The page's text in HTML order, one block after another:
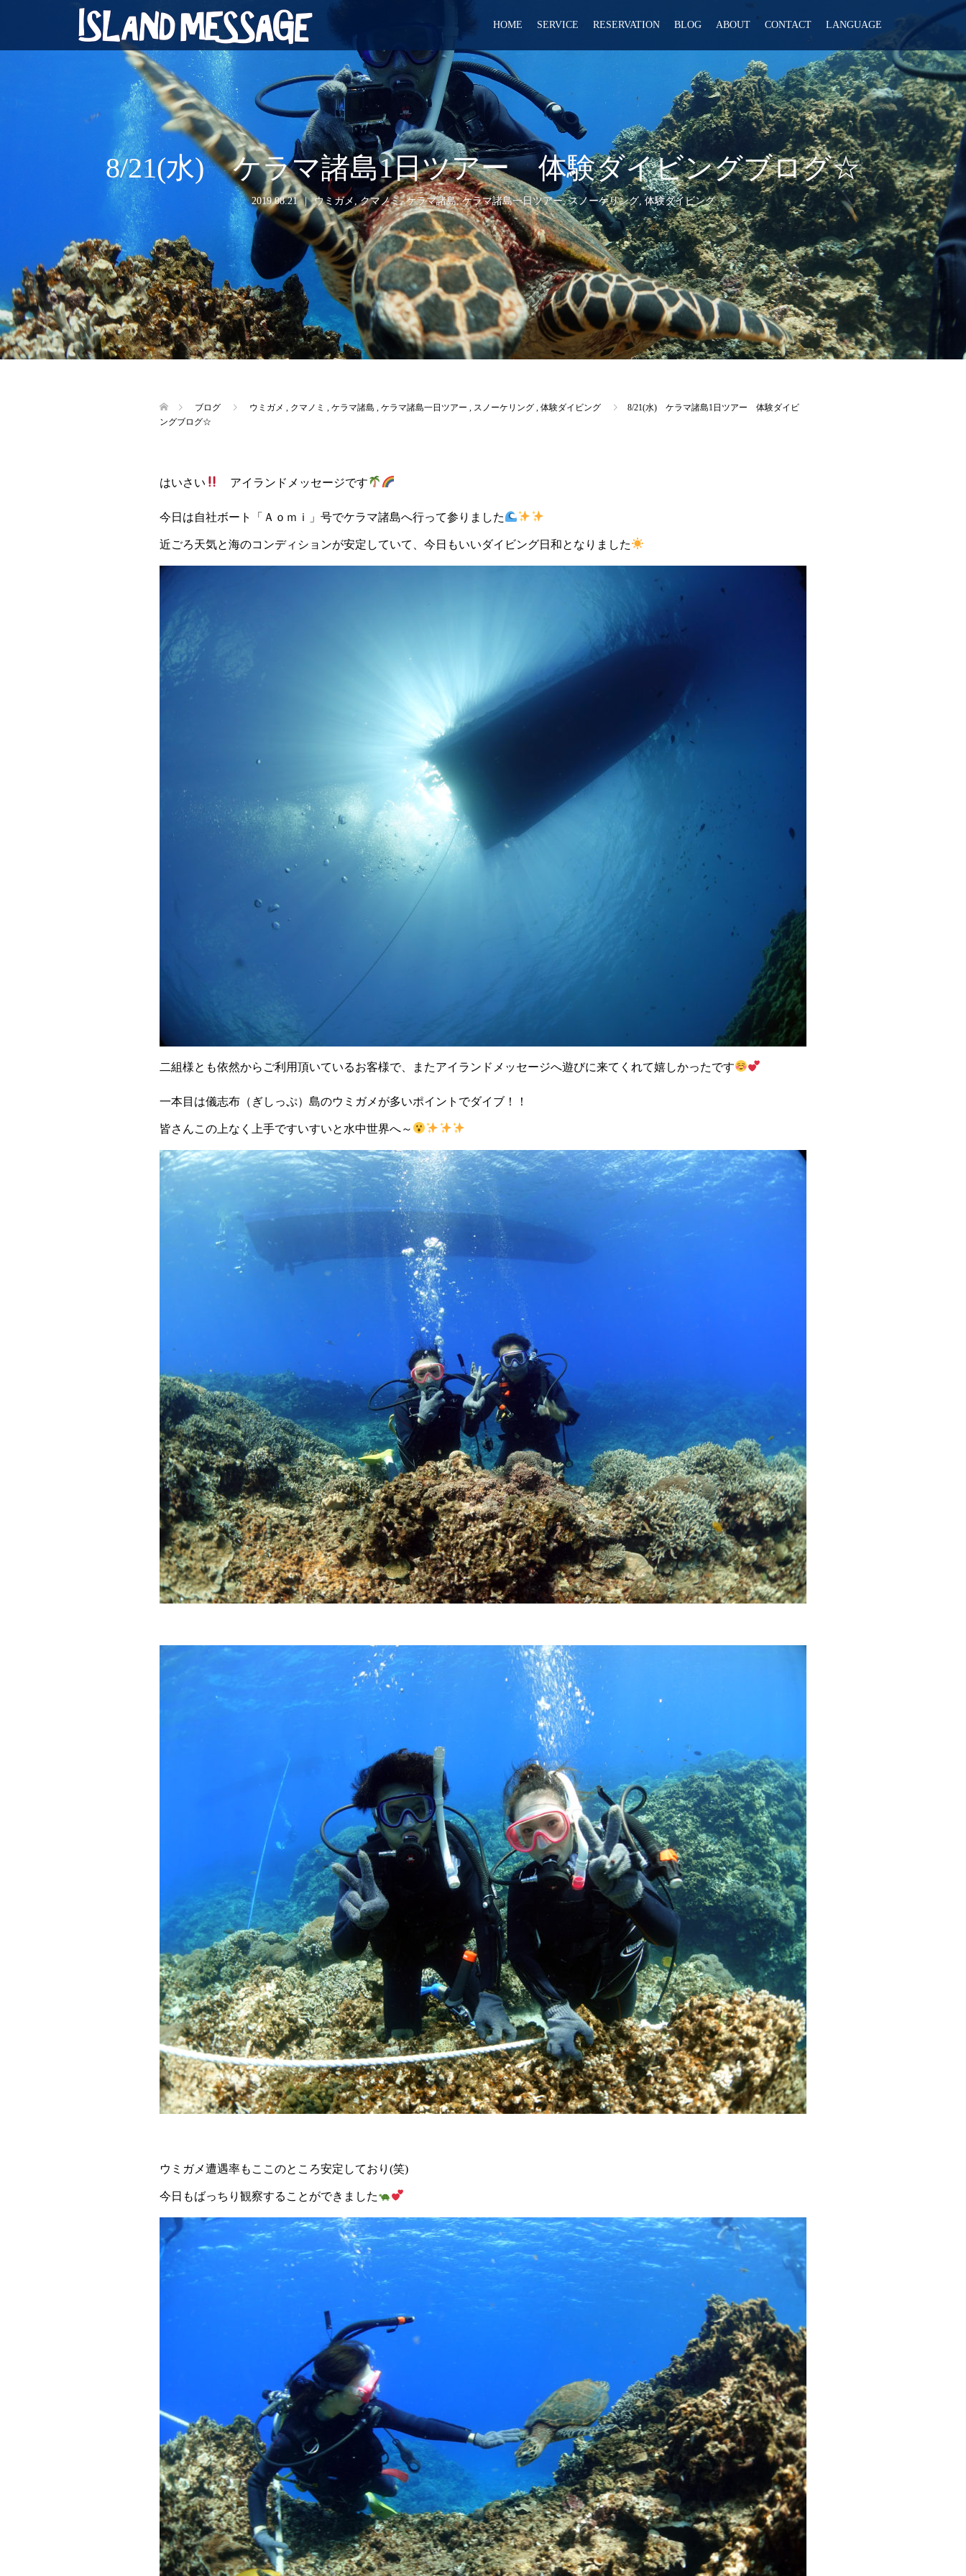
HOME SERVICE RESERVATION BLOG ABOUT CONTACT LANGUAGE
8/21(水) ケラマ諸島1日ツアー 体験ダイビングブログ☆
2019.08.21 ウミガメ クマノミ,ケラマ諸島,ケラマ諸島一日ツアー,スノーケリング, 体験ダイビング
ブログ ウミガメ クマノミ ケラマ諸島 ケラマ諸島一日ツアー スノーケリング 体験ダイビング
8/21(水) ケラマ諸島1日ツアー 体験ダイビ
ングブログ☆
はいさい アイランドメッセージです
今日は自社ボート「Ａｏｍｉ」号でケラマ諸島へ行って参りました
近ごろ天気と海のコンディションが安定していて、今日もいいダイビング日和となりました
二組様とも依然からご利用頂いているお客様で、またアイランドメッセージへ遊びに来てくれて嬉しかったです
一本目は儀志布（ぎしっぷ）島のウミガメが多いポイントでダイブ！！
皆さんこの上なく上手ですいすいと水中世界へ～
ウミガメ遭遇率もここのところ安定しており(笑)
今日もばっちり観察することができました